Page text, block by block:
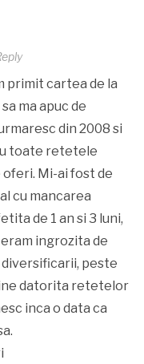
primit cartea de la
ma apuc de
din 2008 si
toate retetele
Mi-ai fost de
cu mancarea
de 1 an si 3 luni,
ingrozita de
peste
datorita retetelor
inca o data ca